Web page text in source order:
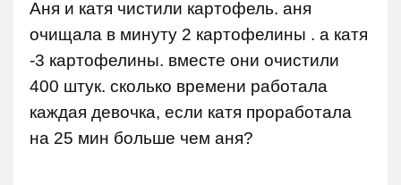
Аня и катя чистили картофель. аня
очищала в минуту 2 картофелины . а катя
-3 картофелины. вместе они очистили
400 штук. сколько времени работала
каждая девочка, если катя проработала
на 25 мин больше чем аня?